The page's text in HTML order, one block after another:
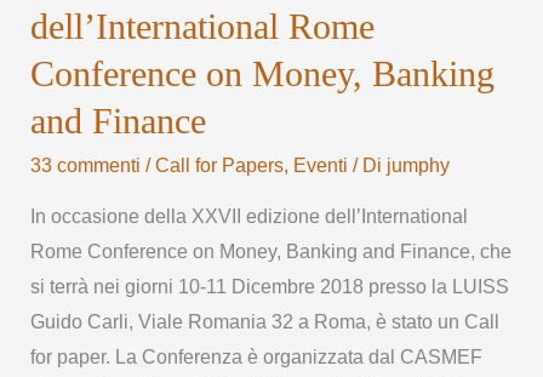
dell’International Rome
Conference on Money, Banking
and Finance
33 commenti /Call for Papers, Eventi / Di jumphy
In occasione della XXVII edizione dell’International
Rome Conference on Money, Banking and Finance, che
si terrà nei giorni 10-11 Dicembre 2018 presso la LUISS
Guido Carli, Viale Romania 32 a Roma, è stato un Call
for paper. La Conferenza è organizzata dal CASMEF